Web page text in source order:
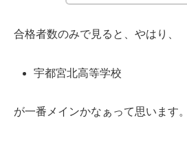
合格者数のみで見ると、やはり、
宇都宮北高等学校
が一番メインかなぁって思います。